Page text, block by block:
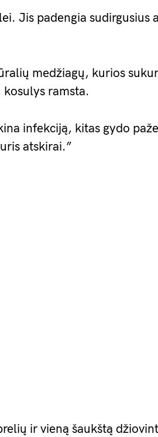
Jis padengia sudirgusius
medžiagų, kurios
kosulys ramsta.
infekciją, kitas gydo
atskirai.”
ir vieną šaukštą